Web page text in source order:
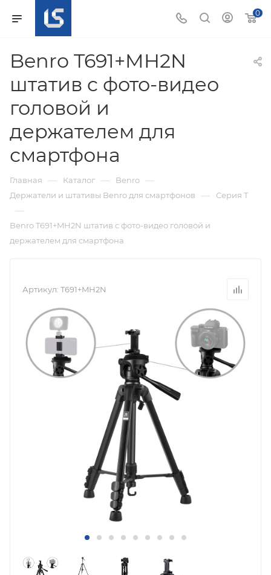
0
Benro T691+MH2N
штатив c фото-видео
головой и
держателем для
смартфона
Главная — Каталог — Benro —
Держатели и штативы Benro для смартфонов — Серия Т
—
Benro T691+MH2N штатив c фото-видео головой и
держателем для смартфона
Артикул: T691+MH2N